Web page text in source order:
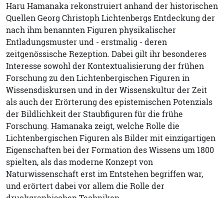
Haru Hamanaka rekonstruiert anhand der historischen
Quellen Georg Christoph Lichtenbergs Entdeckung der
nach ihm benannten Figuren physikalischer
Entladungsmuster und - erstmalig - deren
zeitgenössische Rezeption. Dabei gilt ihr besonderes
Interesse sowohl der Kontextualisierung der frühen
Forschung zu den Lichtenbergischen Figuren in
Wissensdiskursen und in der Wissenskultur der Zeit
als auch der Erörterung des epistemischen Potenzials
der Bildlichkeit der Staubfiguren für die frühe
Forschung. Hamanaka zeigt, welche Rolle die
Lichtenbergischen Figuren als Bilder mit einzigartigen
Eigenschaften bei der Formation des Wissens um 1800
spielten, als das moderne Konzept von
Naturwissenschaft erst im Entstehen begriffen war,
und erörtert dabei vor allem die Rolle der